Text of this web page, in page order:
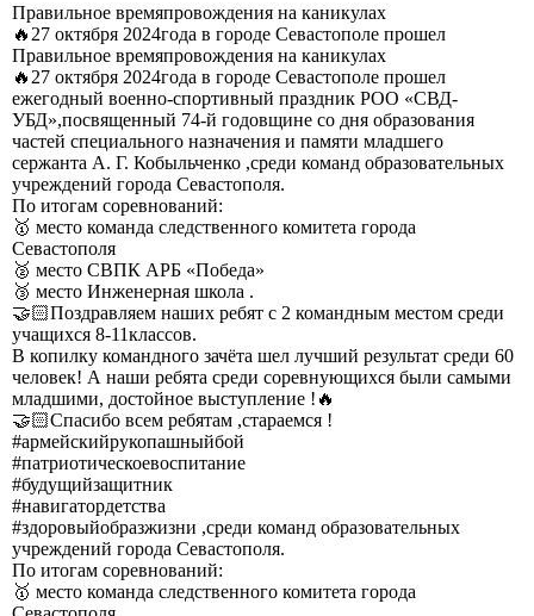
Правильное времяпровождения на каникулах
🔥27 октября 2024года в городе Севастополе прошел
Правильное времяпровождения на каникулах
🔥27 октября 2024года в городе Севастополе прошел
ежегодный военно-спортивный праздник РОО «СВД-
УБД»,посвященный 74-й годовщине со дня образования
частей специального назначения и памяти младшего
сержанта А. Г. Кобыльченко ,среди команд образовательных
учреждений города Севастополя.
По итогам соревнований:
🥇 место команда следственного комитета города
Севастополя
🥈 место СВПК АРБ «Победа»
🥉 место Инженерная школа .
🤝🏻Поздравляем наших ребят с 2 командным местом среди
учащихся 8-11классов.
В копилку командного зачёта шел лучший результат среди 60
человек! А наши ребята среди соревнующихся были самыми
младшими, достойное выступление !🔥
🤝🏻Спасибо всем ребятам ,стараемся !
#армейскийрукопашныйбой
#патриотическоевоспитание
#будущийзащитник
#навигатордетства
#здоровыйобразжизни ,среди команд образовательных
учреждений города Севастополя.
По итогам соревнований:
🥇 место команда следственного комитета города